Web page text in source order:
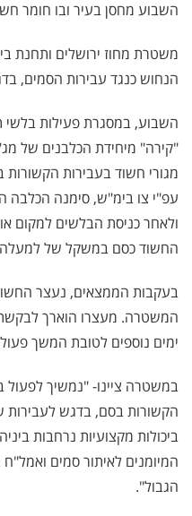
השבוע מחסן בעיר ובו חומר
משטרת מחוז ירושלים ותחנת
הנחוש כנגד עבירות הסמים,
השבוע, במסגרת פעילות
"קירה" מיחידת הכלבנים של
מגורי חשוד בעבירות
עפ"י צו בימ"ש, סימנה הכלבה
ולאחר כניסת הבלשים למקום
החשוד כסם במשקל של
המשטרה. מעצרו הוארך
ימים נוספים לטובת המשך
במשטרה ציינו- "נמשיך לפעול
הקשורות בסם, בדגש לעבירות
ביכולות מקצועיות נרחבות
המיומנים לאיתור סמים
הגבול".